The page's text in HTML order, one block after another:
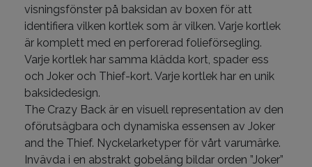
visningsfönster på baksidan av boxen för att
identifiera vilken kortlek som är vilken. Varje kortlek
är komplett med en perforerad folieförsegling.
Varje kortlek har samma klädda kort, spader ess
och Joker och Thief-kort. Varje kortlek har en unik
baksidedesign.
The Crazy Back är en visuell representation av den
oförutsägbara och dynamiska essensen av Joker
and the Thief. Nyckelarketyper för vårt varumärke.
Invävda i en abstrakt gobeläng bildar orden ”Joker”